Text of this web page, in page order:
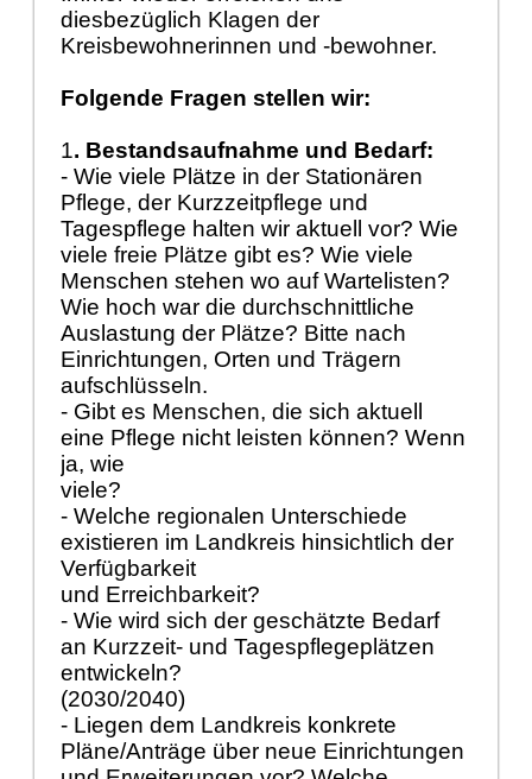
diesbezüglich Klagen der
Kreisbewohnerinnen und -bewohner.
Folgende Fragen stellen wir:
1. Bestandsaufnahme und Bedarf:
- Wie viele Plätze in der Stationären
Pflege, der Kurzzeitpflege und
Tagespflege halten wir aktuell vor? Wie
viele freie Plätze gibt es? Wie viele
Menschen stehen wo auf Wartelisten?
Wie hoch war die durchschnittliche
Auslastung der Plätze? Bitte nach
Einrichtungen, Orten und Trägern
aufschlüsseln.
- Gibt es Menschen, die sich aktuell
eine Pflege nicht leisten können? Wenn
ja, wie
viele?
- Welche regionalen Unterschiede
existieren im Landkreis hinsichtlich der
Verfügbarkeit
und Erreichbarkeit?
- Wie wird sich der geschätzte Bedarf
an Kurzzeit- und Tagespflegeplätzen
entwickeln?
(2030/2040)
- Liegen dem Landkreis konkrete
Pläne/Anträge über neue Einrichtungen